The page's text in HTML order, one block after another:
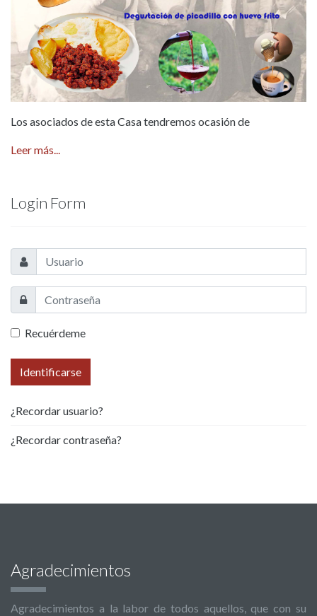
Los asociados de esta Casa tendremos ocasión de
Leer más...
Login Form
Recuérdeme
Identificarse
¿Recordar usuario?
¿Recordar contraseña?
Agradecimientos
Agradecimientos a la labor de todos aquellos, que con su